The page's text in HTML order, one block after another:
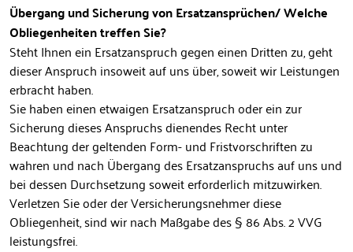
Übergang und Sicherung von Ersatzansprüchen/ Welche
Obliegenheiten treffen Sie?
Steht Ihnen ein Ersatzanspruch gegen einen Dritten zu, geht
dieser Anspruch insoweit auf uns über, soweit wir Leistungen
erbracht haben.
Sie haben einen etwaigen Ersatzanspruch oder ein zur
Sicherung dieses Anspruchs dienendes Recht unter
Beachtung der geltenden Form- und Fristvorschriften zu
wahren und nach Übergang des Ersatzanspruchs auf uns und
bei dessen Durchsetzung soweit erforderlich mitzuwirken.
Verletzen Sie oder der Versicherungsnehmer diese
Obliegenheit, sind wir nach Maßgabe des § 86 Abs. 2 VVG
leistungsfrei.